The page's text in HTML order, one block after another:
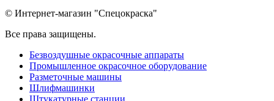
© Интернет-магазин "Спецокраска"
Все права защищены.
Безвоздушные окрасочные аппараты
Промышленное окрасочное оборудование
Разметочные машины
Шлифмашинки
Штукатурные станции